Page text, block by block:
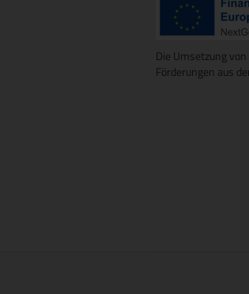
Die Umsetzung
Förderungen aus